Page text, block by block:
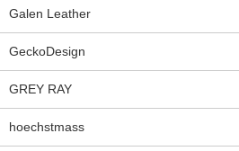
Galen Leather
GeckoDesign
GREY RAY
hoechstmass